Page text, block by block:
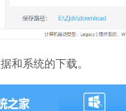
系统的下载。